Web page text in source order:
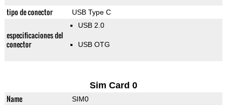
tipo de conector USB Type C
especificaciones del
conector
USB 2.0
USB OTG
Sim Card 0
Name SIM0